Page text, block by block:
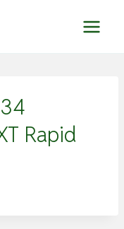
Rapid